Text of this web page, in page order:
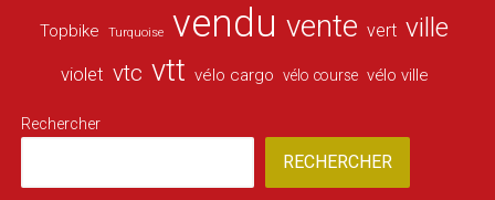
Topbike Turquoise vendu vente vert ville
violet vtc vtt vélo cargo vélo course vélo ville
Rechercher
RECHERCHER